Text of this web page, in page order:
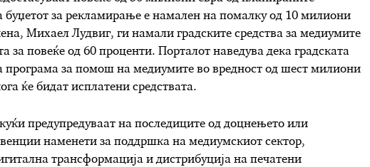
буџетот за рекламирање е намален на помалку од 10 милиони
Михаел Лудвиг, ги намали градските средства за медиумите
за повеќе од 60 проценти. Порталот наведува дека градската
програма за помош на медиумите во вредност од шест милиони
ќе бидат исплатени средствата.
предупредуваат на последиците од доцнењето или
наменети за поддршка на медиумскиот сектор,
трансформација и дистрибуција на печатени